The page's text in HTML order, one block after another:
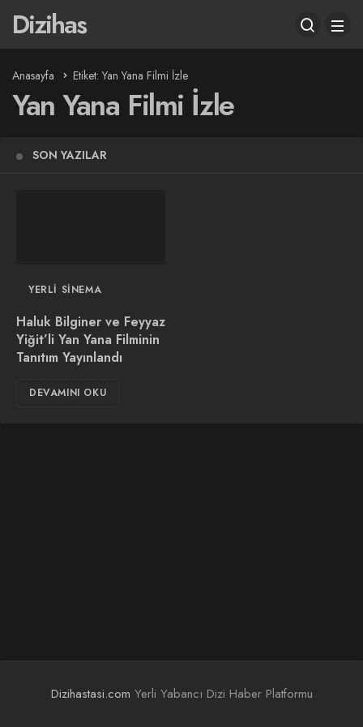
Dizihas
Anasayfa Etiket: Yan Yana Filmi İzle
Yan Yana Filmi İzle
SON YAZILAR
YERLI SINEMA
Haluk Bilginer ve Feyyaz
Yiğit’li Yan Yana Filminin
Tanıtım Yayınlandı
DEVAMINI OKU
Dizihastasi.com Yerli Yabancı Dizi Haber Platformu